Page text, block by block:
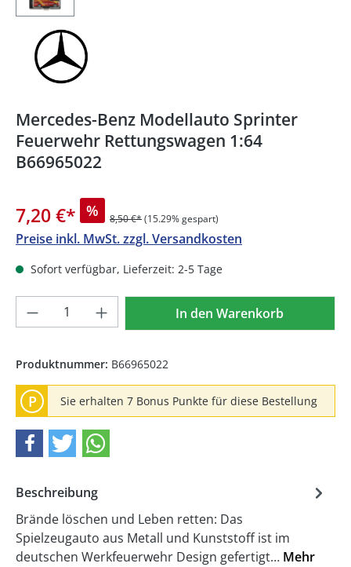
Mercedes-Benz Modellauto Sprinter
Feuerwehr Rettungswagen 1:64
B66965022
7,20 €* % 8,50 €*(15.29% gespart)
Preise inkl. MwSt. zzgl. Versandkosten
Sofort verfügbar, Lieferzeit: 2-5 Tage
Produkt Anzahl: Gib denIn den Warenkorb
Produktnummer: B66965022
P Sie erhalten 7 Bonus Punkte für diese Bestellung
Beschreibung
Brände löschen und Leben retten: Das
Spielzeugauto aus Metall und Kunststoff ist im
deutschen Werkfeuerwehr Design gefertigt… Mehr